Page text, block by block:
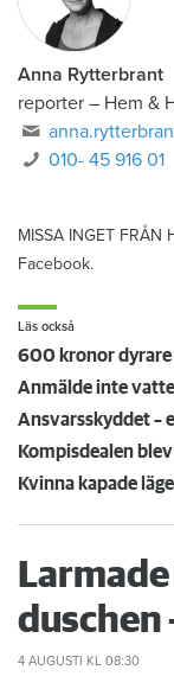
Anna Rytterbrant
reporter – Hem &
010- 45 916 01
MISSA INGET FRÅN
Facebook.
Läs också
600 kronor dyrare
Ansvarsskyddet –
duschen
4 AUGUSTI KL 08:30